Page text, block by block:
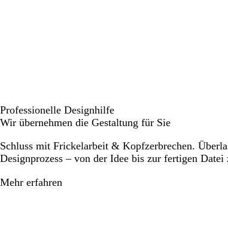
Professionelle Designhilfe
Wir übernehmen die Gestaltung für Sie
Schluss mit Frickelarbeit & Kopfzerbrechen.
Designprozess – von der Idee bis zur fertigen
Mehr erfahren